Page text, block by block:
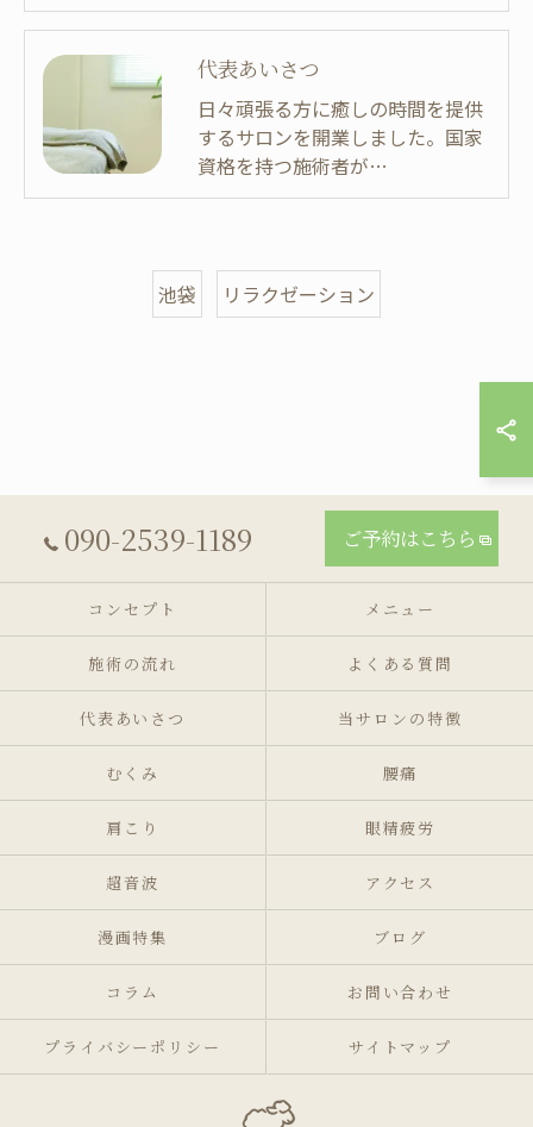
代表あいさつ
日々頑張る方に癒しの時間を提供
するサロンを開業しました。国家
資格を持つ施術者が…
池袋 リラクゼーション
090-2539-1189 ご予約はこちら
コンセプト メニュー
施術の流れ よくある質問
代表あいさつ 当サロンの特徴
むくみ 腰痛
肩こり 眼精疲労
超音波 アクセス
漫画特集 ブログ
コラム お問い合わせ
プライバシーポリシー サイトマップ